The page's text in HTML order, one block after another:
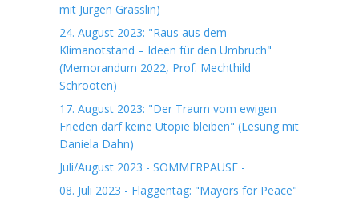
mit Jürgen Grässlin)
24. August 2023: "Raus aus dem
Klimanotstand – Ideen für den Umbruch"
(Memorandum 2022, Prof. Mechthild
Schrooten)
17. August 2023: "Der Traum vom ewigen
Frieden darf keine Utopie bleiben" (Lesung mit
Daniela Dahn)
Juli/August 2023 - SOMMERPAUSE -
08. Juli 2023 - Flaggentag: "Mayors for Peace"